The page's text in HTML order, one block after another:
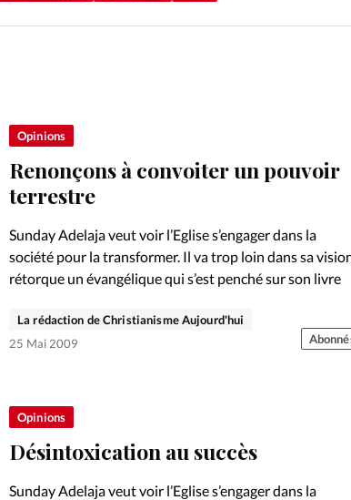
Opinions
Opinions
Renonçons à convoiter un pouvoir
terrestre
Sunday Adelaja veut voir l’Eglise s’engager dans la
société pour la transformer. Il va trop loin dans sa
rétorque un évangélique qui s’est penché sur son livre
La rédaction de Christianisme Aujourd'hui
25 Mai 2009
Opinions
Désintoxication au succès
Sunday Adelaja veut voir l’Eglise s’engager dans la